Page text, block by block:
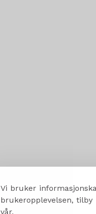
Vi bruker
brukeropplevelsen,
vår.